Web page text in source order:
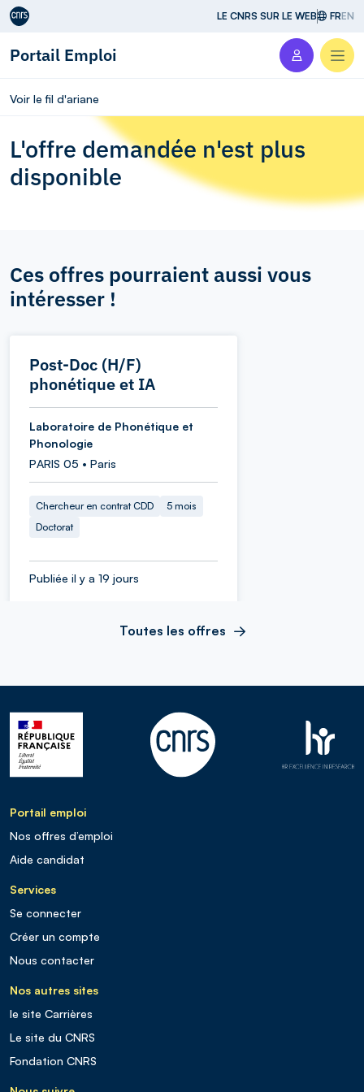
Aller au contenu LE CNRS SUR LE WEB FREN
Portail Emploi
Voir le fil d'ariane
L'offre demandée n'est plus
disponible
Ces offres pourraient aussi vous
intéresser !
Post-Doc (H/F)
phonétique et IA
Laboratoire de Phonétique et
Phonologie
PARIS 05 • Paris
Chercheur en contrat CDD
5 mois
Doctorat
Publiée il y a 19 jours
Toutes les offres
Portail emploi
Nos offres d’emploi
Aide candidat
Services
Se connecter
Créer un compte
Nous contacter
Nos autres sites
le site Carrières
Le site du CNRS
Fondation CNRS